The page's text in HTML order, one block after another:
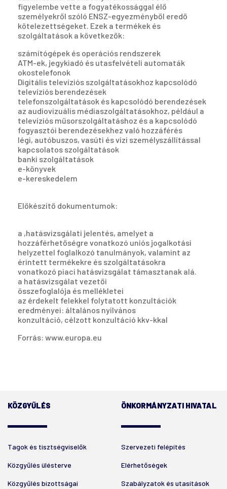
figyelembe vette a fogyatékossággal élő
személyekről szóló ENSZ-egyezményből eredő
kötelezettségeket. Ezek a termékek és
szolgáltatások a következők:
számítógépek és operációs rendszerek
ATM-ek, jegykiadó és utasfelvételi automaták
okostelefonok
Digitális televíziós szolgáltatásokhoz kapcsolódó
televíziós berendezések
telefonszolgáltatások és kapcsolódó berendezések
az audiovizuális médiaszolgáltatásokhoz, például a
televíziós műsorszolgáltatáshoz és a kapcsolódó
fogyasztói berendezésekhez való hozzáférés
légi, autóbuszos, vasúti és vízi személyszállítással
kapcsolatos szolgáltatások
banki szolgáltatások
e-könyvek
e-kereskedelem
Előkészítő dokumentumok:
a ,hatásvizsgálati jelentés, amelyet a
hozzáférhetőségre vonatkozó uniós jogalkotási
helyzettel foglalkozó tanulmányok, valamint az
érintett termékekre és szolgáltatásokra
vonatkozó piaci hatásvizsgálat támasztanak alá.
a hatásvizsgálat vezetői
összefoglalója és mellékletei
az érdekelt felekkel folytatott konzultációk
eredményei: általános nyilvános
konzultáció, célzott konzultáció kkv-kkal
Forrás: www.europa.eu
KÖZGYŰLÉS
Tagok és tisztségviselők
Közgyűlés ülésterve
Közgyűlés bizottságai
ÖNKORMÁNYZATI HIVATAL
Szervezeti felépítés
Elérhetőségek
Szabályzatok és utasítások